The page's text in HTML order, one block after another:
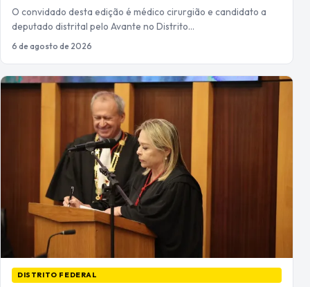
O convidado desta edição é médico cirurgião e candidato a
deputado distrital pelo Avante no Distrito…
6 de agosto de 2026
DISTRITO FEDERAL